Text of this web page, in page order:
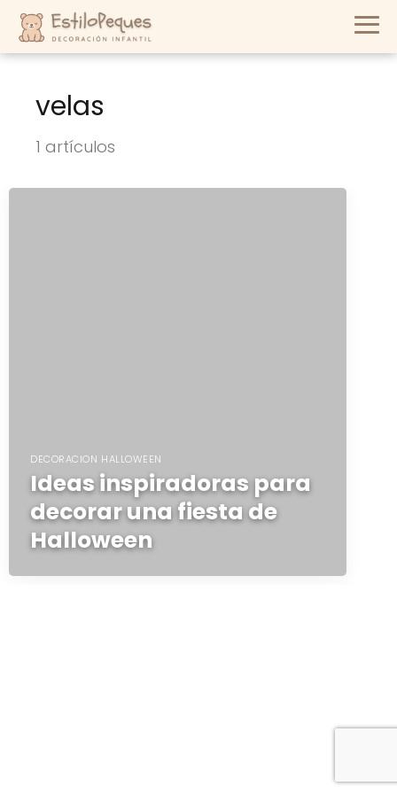
velas
1 artículos
DECORACION HALLOWEEN
Ideas inspiradoras para
decorar una fiesta de
Halloween